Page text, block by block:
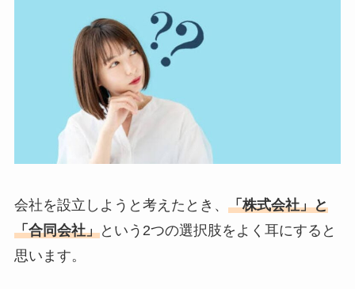
会社を設立しようと考えたとき、 「株式会社」と
「合同会社」という2つの選択肢をよく耳にすると
思います。